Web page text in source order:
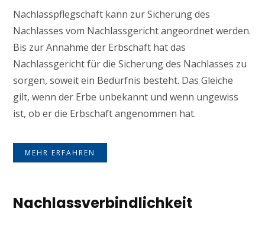
Nachlasspflegschaft kann zur Sicherung des
Nachlasses vom Nachlassgericht angeordnet werden.
Bis zur Annahme der Erbschaft hat das
Nachlassgericht für die Sicherung des Nachlasses zu
sorgen, soweit ein Bedürfnis besteht. Das Gleiche
gilt, wenn der Erbe unbekannt und wenn ungewiss
ist, ob er die Erbschaft angenommen hat.
MEHR ERFAHREN
Nachlassverbindlichkeit